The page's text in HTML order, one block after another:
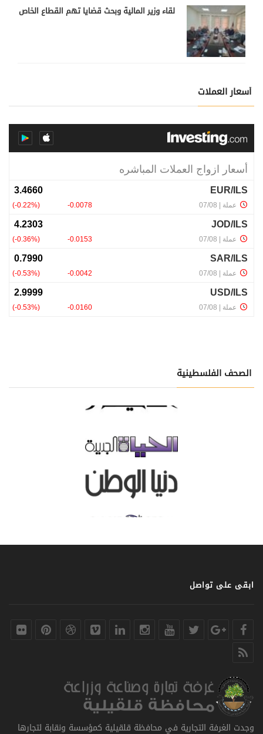
لقاء وزير المالية وبحث قضايا تهم القطاع الخاص
أسعار العملات
الصحف الفلسطينية
ابقى على تواصل
وجدت الغرفة التجارية في محافظة قلقيلية كمؤسسة ونقابة لتجارها